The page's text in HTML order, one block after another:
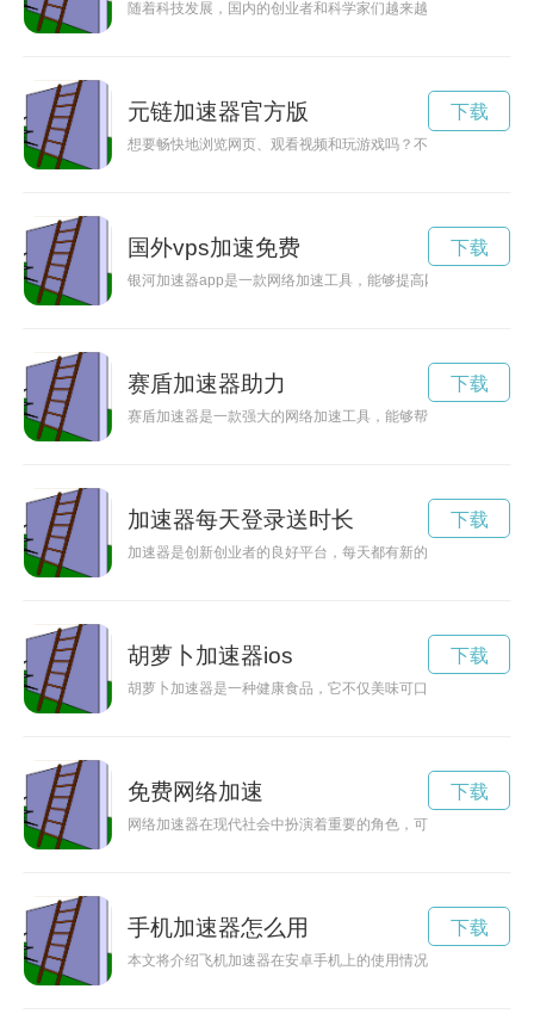
随着科技发展，国内的创业者和科学家们越来越需要访问国外
元链加速器官方版
想要畅快地浏览网页、观看视频和玩游戏吗？不妨下载最新的
下载
国外vps加速免费
银河加速器app是一款网络加速工具，能够提高网络速度、保
下载
赛盾加速器助力
赛盾加速器是一款强大的网络加速工具，能够帮助用户突破网
下载
加速器每天登录送时长
加速器是创新创业者的良好平台，每天都有新的项目和机会在加
下载
胡萝卜加速器ios
胡萝卜加速器是一种健康食品，它不仅美味可口，还具有促进
下载
免费网络加速
网络加速器在现代社会中扮演着重要的角色，可以帮助用户解
下载
手机加速器怎么用
本文将介绍飞机加速器在安卓手机上的使用情况，以及推荐一
下载